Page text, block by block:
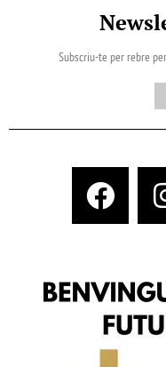
Subscriu-te per rebre